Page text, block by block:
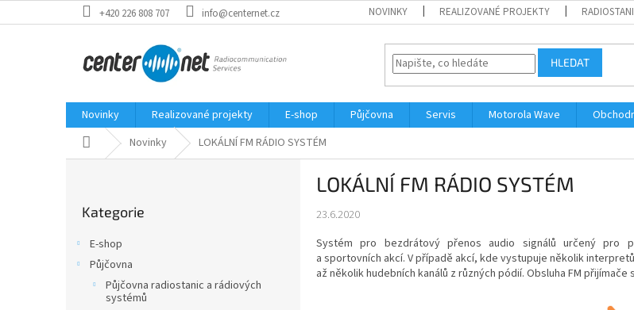
na
+420 226 808 707 info@centernet.cz NOVINKY REALIZOVANÉ PROJEKTY
HLEDAT
Novinky Realizované projekty E-shop Půjčovna Servis Motorola Wave
Domů Novinky LOKÁLNÍ FM RÁDIO SYSTÉM
kategorie
Kategorie
E-shop
Půjčovna
Půjčovna radiostanic a rádiových
systémů
LOKÁLNÍ FM RÁDIO SYSTÉM
23.6.2020
Systém pro bezdrátový přenos audio signálů určený pro
a sportovních akcí. V případě akcí, kde vystupuje několik
až několik hudebních kanálů z různých pódií. Obsluha FM